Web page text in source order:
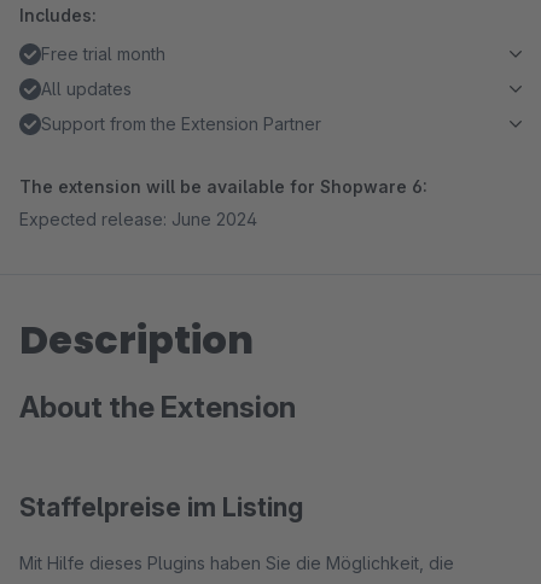
Includes:
Free trial month
All updates
Support from the Extension Partner
The extension will be available for Shopware 6:
Expected release: June 2024
Description
About the Extension
Staffelpreise im Listing
Mit Hilfe dieses Plugins haben Sie die Möglichkeit, die